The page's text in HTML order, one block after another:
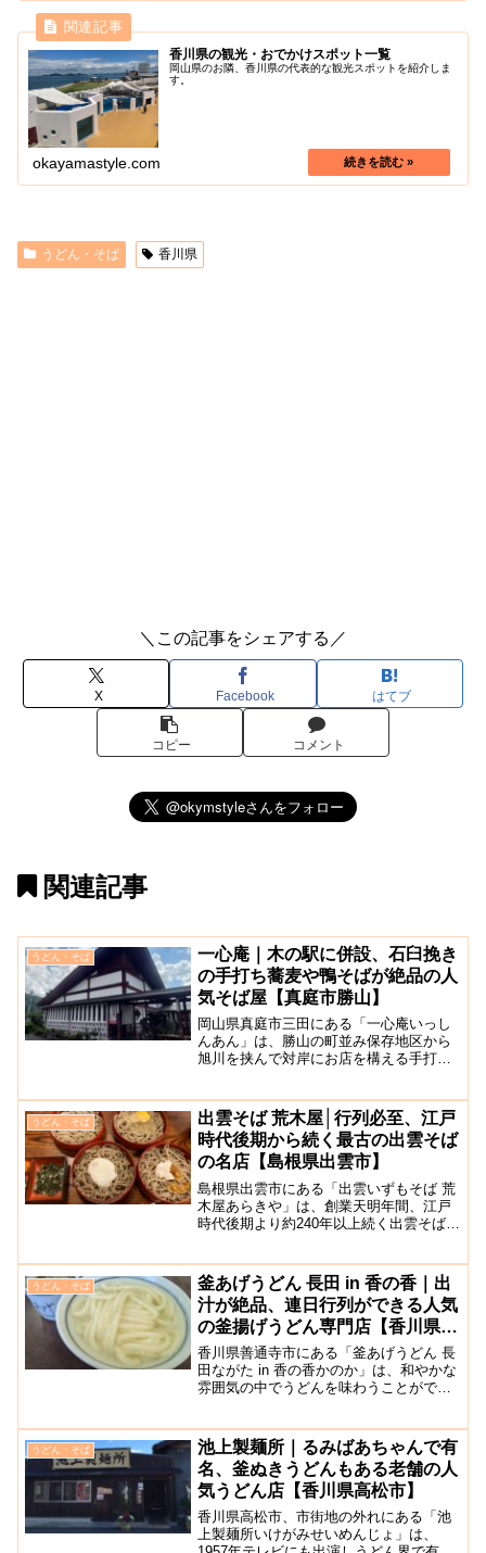
香川県の観光・おでかけスポット一覧
岡山県のお隣、香川県の代表的な観光スポットを紹介しま
す。
okayamastyle.com
うどん・そば 香川県
＼この記事をシェアする／
X Facebook はてブ
コピー コメント
関連記事
うどん・そば
一心庵｜木の駅に併設、石臼挽き
の手打ち蕎麦や鴨そばが絶品の人
気そば屋【真庭市勝山】
岡山県真庭市三田にある「一心庵いっし
んあん」は、勝山の町並み保存地区から
旭川を挟んで対岸にお店を構える手打ち
には大勢のお客様で賑わっています。こ
ちらのお店で提供されてい...
うどん・そば
出雲そば 荒木屋│行列必至、江戸
時代後期から続く最古の出雲そば
の名店【島根県出雲市】
島根県出雲市にある「出雲いずもそば 荒
木屋あらきや」は、創業天明年間、江戸
時代後期より約240年以上続く出雲そば最
落ち着いた雰囲気の店内には1階にテーブ
ル席と小上がり...
うどん・そば
釜あげうどん 長田 in 香の香｜出
汁が絶品、連日行列ができる人気
の釜揚げうどん専門店【香川県善
通寺市】
香川県善通寺市にある「釜あげうどん 長
田ながた in 香の香かのか」は、和やかな
雰囲気の中でうどんを味わうことができ
店です！こちらのお店のうどんメニュー
はシンプルで、釜...
うどん・そば
池上製麺所｜るみばあちゃんで有
名、釜ぬきうどんもある老舗の人
気うどん店【香川県高松市】
香川県高松市、市街地の外れにある「池
上製麺所いけがみせいめんじょ」は、